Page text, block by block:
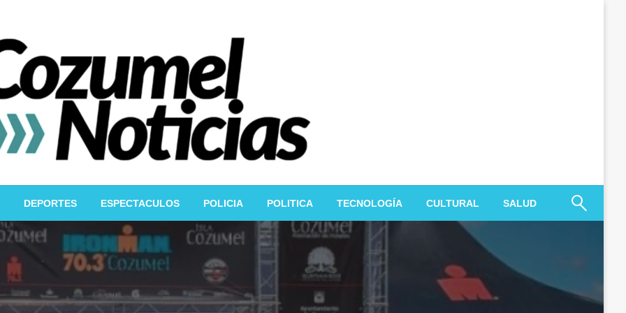
DEPORTES ESPECTACULOS POLICIA POLITICA TECNOLOGÍA CULTURAL SALUD